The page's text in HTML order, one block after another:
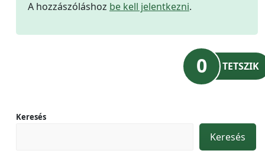
A hozzászóláshoz be kell jelentkezni.
0 TETSZIK
Keresés
Keresés